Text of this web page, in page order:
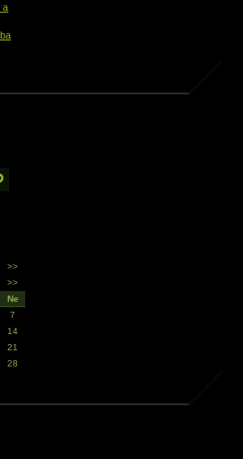
a
>>
>>
Ne
7
14
21
28